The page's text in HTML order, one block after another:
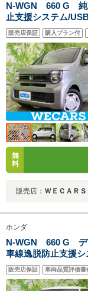
N-WGN 660 G 純
止支援システム/
付ABS/横滑り防止
コントロール/フル
販売店保証 購入プラン付
無
料
販売店： ＷＥＣＡＲ
ホンダ
N-WGN 660 G デ
車線逸脱防止支援
滑り防止装置/アイ
ル/地上波デジタル
販売店保証 車両品質評価書